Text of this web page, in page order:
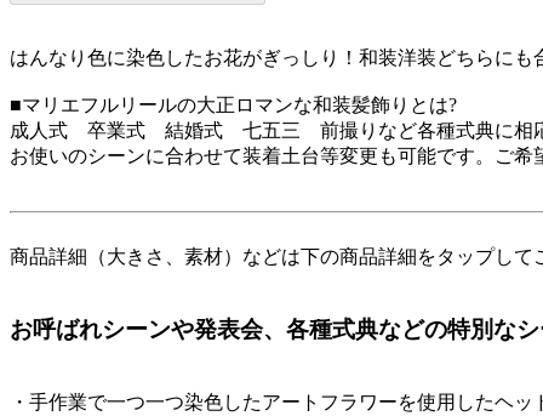
はんなり色に染色したお花がぎっしり！和装洋装どちらにも
■マリエフルリールの大正ロマンな和装髪飾りとは?
成人式 卒業式 結婚式 七五三 前撮りなど各種式典に相応
お使いのシーンに合わせて装着土台等変更も可能です。ご希
商品詳細（大きさ、素材）などは下の商品詳細をタップして
お呼ばれシーンや発表会、各種式典などの特別な
・手作業で一つ一つ染色したアートフラワーを使用したヘ